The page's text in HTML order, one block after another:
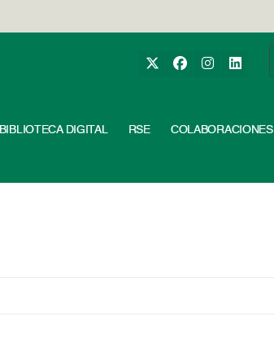
BIBLIOTECA DIGITAL RSE COLABORACIONES